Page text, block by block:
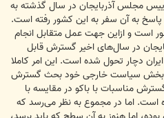
مجلس آذربایجان در سال گذشته به
در پاسخ به آن سفر به این کشور رفته است.
است و ازاین جهت عمل متقابل انجام
در سال‌های اخیر گسترش قابل
دچار تحول شده است. این امر کاملا
بخش سیاست خارجی خود بحث گسترش
مناسبات با باکو در مقایسه با
است. اما در مجموع به نظر می‌رسد که